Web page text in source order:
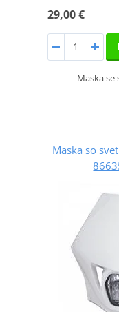
29,00 €
Maska se
Maska so